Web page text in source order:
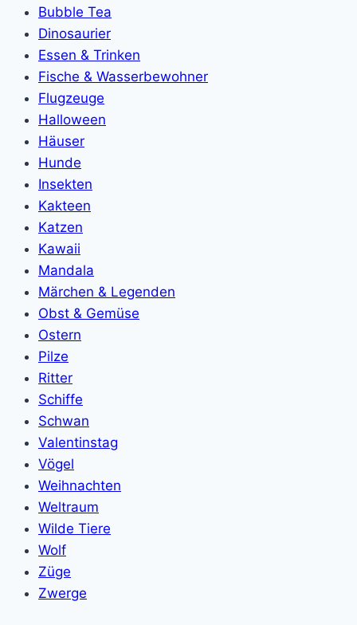
Bubble Tea
Dinosaurier
Essen & Trinken
Fische & Wasserbewohner
Flugzeuge
Halloween
Häuser
Hunde
Insekten
Kakteen
Katzen
Kawaii
Mandala
Märchen & Legenden
Obst & Gemüse
Ostern
Pilze
Ritter
Schiffe
Schwan
Valentinstag
Vögel
Weihnachten
Weltraum
Wilde Tiere
Wolf
Züge
Zwerge